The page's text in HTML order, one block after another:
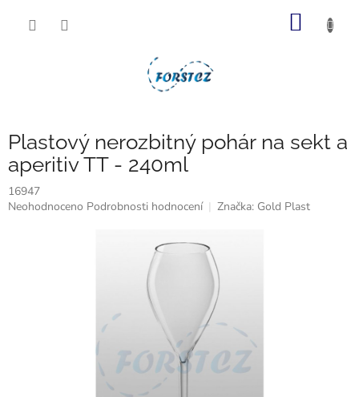
Plastový nerozbitný pohár na sekt a
aperitiv TT - 240ml
16947
Průměrné
Neohodnoceno Podrobnosti hodnocení Značka: Gold Plast